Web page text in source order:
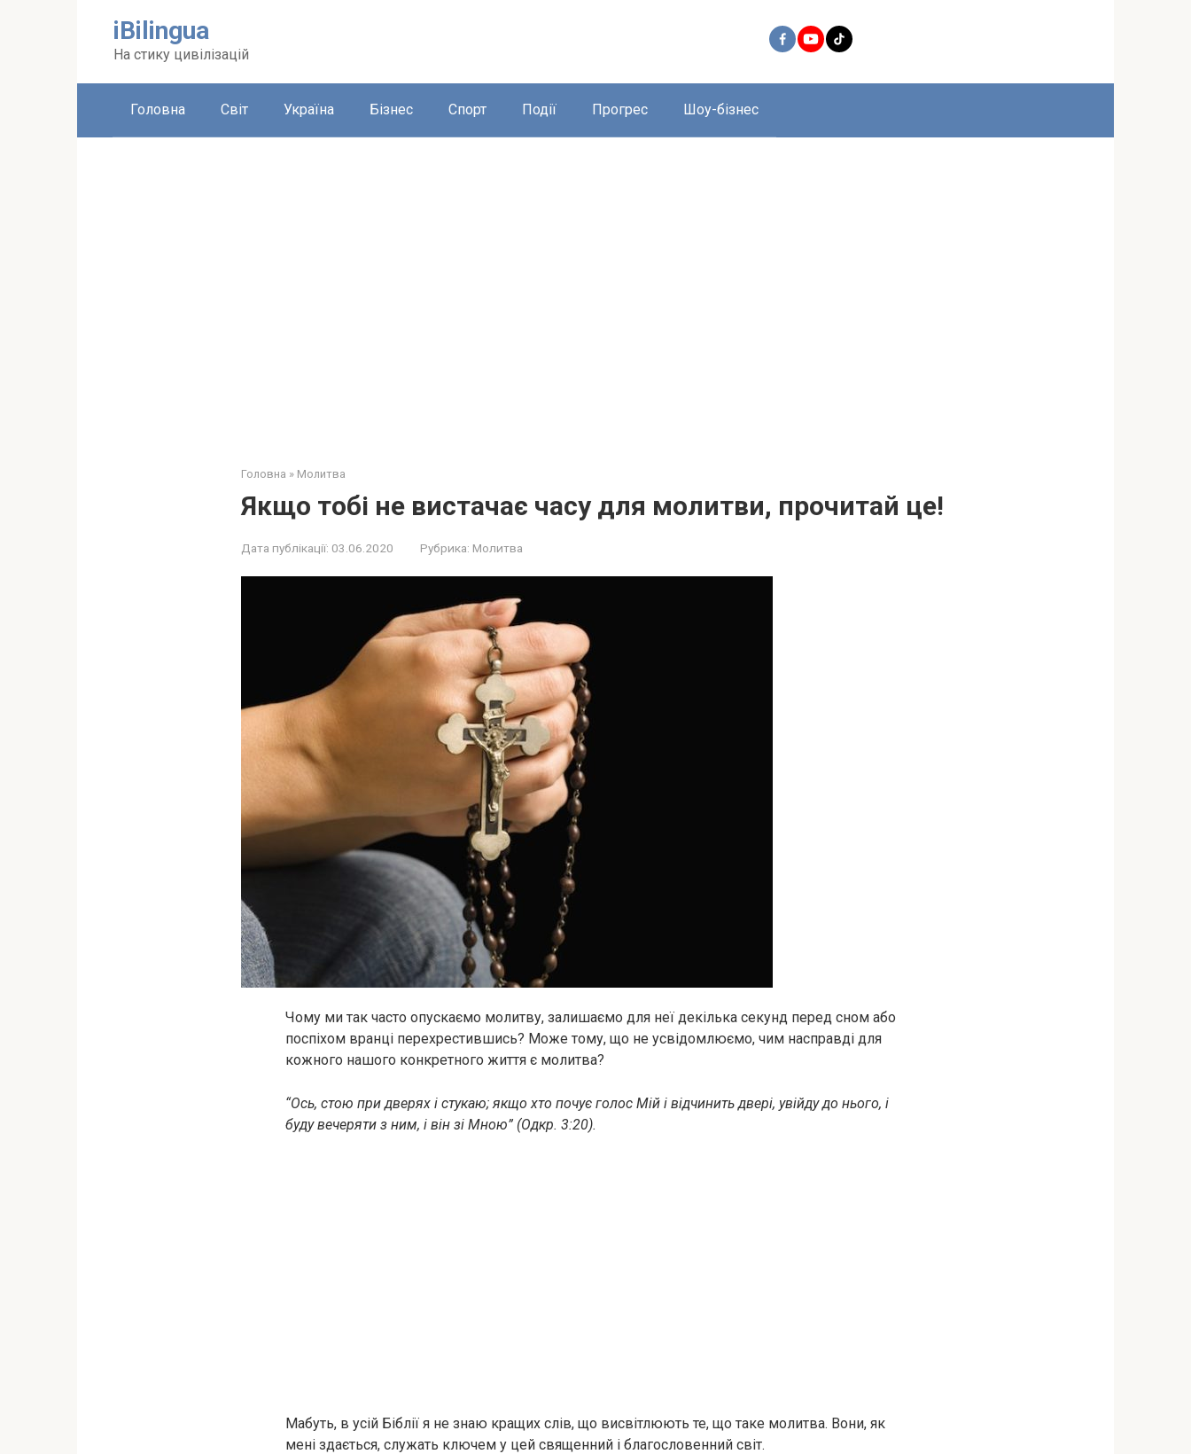
iBilingua
На стику цивілізацій
Головна Світ Україна Бізнес Спорт Події Прогрес Шоу-бізнес
Головна » Молитва
Якщо тобі не вистачає часу для молитви, прочитай це!
Дата публікації: 03.06.2020 Рубрика: Молитва
Чому ми так часто опускаємо молитву, залишаємо для неї декілька секунд перед сном або
поспіхом вранці перехрестившись? Може тому, що не усвідомлюємо, чим насправді для
кожного нашого конкретного життя є молитва?
“Ось, стою при дверях і стукаю; якщо хто почує голос Мій і відчинить двері, увійду до нього, і
буду вечеряти з ним, і він зі Мною” (Одкр. 3:20).
Мабуть, в усій Біблії я не знаю кращих слів, що висвітлюють те, що таке молитва. Вони, як
мені здається, служать ключем у цей священний і благословенний світ.